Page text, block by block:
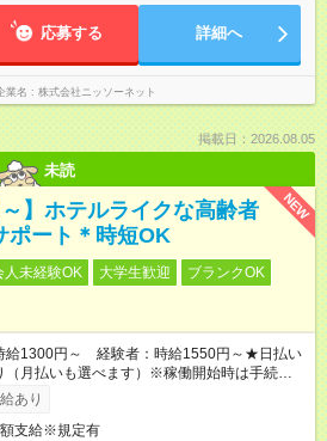
応募する 詳細へ
業名 株式会社ニッソーネット
掲載日：2026.08.05
未読
NEW
】ホテルライクな高齢者
ポート＊時短OK
人未経験OK 大学生歓迎
ブランクOK
給1300円～ 経験者：時給1550円～★日払い
（月払いも選べます）※稼働開始時は手続き完
となります。
あり
支給※規定有